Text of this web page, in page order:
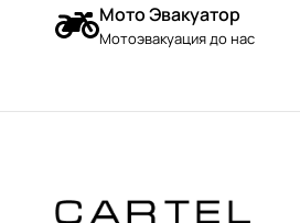
Мото Эвакуатор
Мотоэвакуация до нас